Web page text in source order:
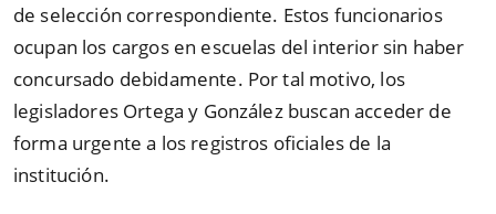
de selección correspondiente. Estos funcionarios
ocupan los cargos en escuelas del interior sin haber
concursado debidamente. Por tal motivo, los
legisladores Ortega y González buscan acceder de
forma urgente a los registros oficiales de la
institución.